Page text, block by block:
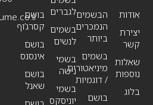
אודות
יצירת
קשר
שאלות
נוספות
בלוג
לגברים
בשמים
לנשים
בשמי
נישה
בשמי
יוניסקס
הבשמים
הנמכרים
ביותר
בשמים
מיניאטורים
/ דוגמיות
בושם
בושם
קסרג’וף
בושם
אינסנס
בושם
שאנל